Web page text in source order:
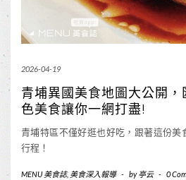
2026-04-19
青埔異國美食地圖大公開
色美食讓你一網打盡!
青埔特區不僅好逛也好吃，跟著這份美
行程！
MENU 美食誌, 美食深入報導 - by亭云 - 0